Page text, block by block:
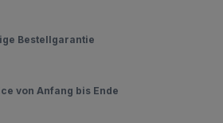
Bestellgarantie
von Anfang bis Ende